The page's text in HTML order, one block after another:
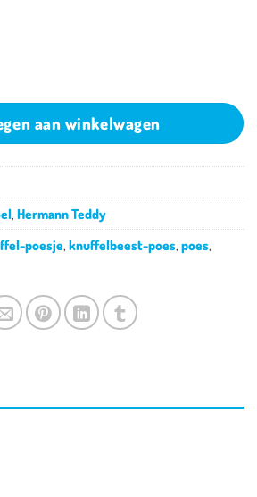
aan winkelwagen
, Hermann Teddy
poesje, knuffelbeest-poes, poes,